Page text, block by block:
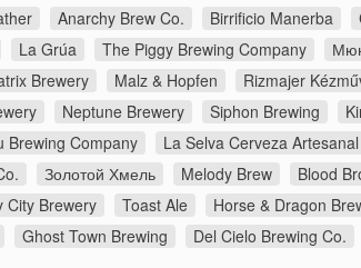
Anarchy Brew Co. Birrificio Manerba
La Grúa The Piggy Brewing Company
Brewery Malz & Hopfen
Rizmajer
Neptune Brewery Siphon Brewing
Brewing Company La Selva Cerveza Artesanal
Золотой Хмель Melody Brew
Blood
City Brewery Toast Ale
Horse & Dragon
Ghost Town Brewing Del Cielo Brewing Co.